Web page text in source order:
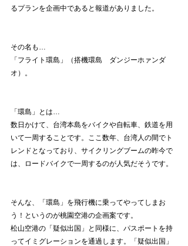
るプランを企画中であると報道がありました。
その名も…
「フライト環島」（搭機環島　ダンジーホァンダ
オ）。
「環島」とは…
数日かけて、台湾本島をバイクや自転車、鉄道を用
いて一周することです。ここ数年、台湾人の間でト
レンドとなっており、サイクリングブームの昨今で
は、ロードバイクで一周するのが人気だそうです。
そんな、「環島」を飛行機に乗ってやってしまお
う！というのが桃園空港の企画案です。
松山空港の「疑似出国」と同様に、パスポートを持
ってイミグレーションを通過します。「疑似出国」